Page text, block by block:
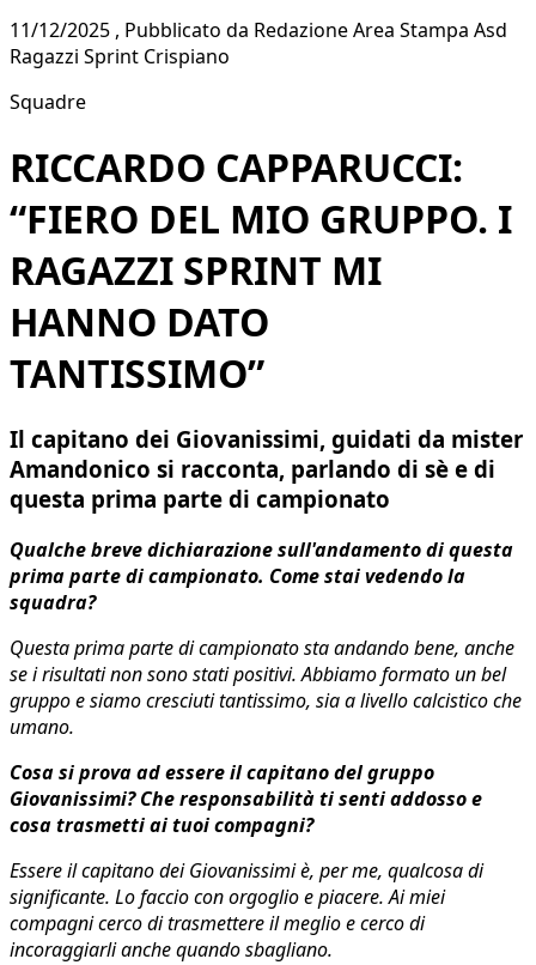
11/12/2025 , Pubblicato da Redazione Area Stampa Asd
Ragazzi Sprint Crispiano
Squadre
RICCARDO CAPPARUCCI:
“FIERO DEL MIO GRUPPO. I
RAGAZZI SPRINT MI
HANNO DATO
TANTISSIMO”
Il capitano dei Giovanissimi, guidati da mister
Amandonico si racconta, parlando di sè e di
questa prima parte di campionato
Qualche breve dichiarazione sull'andamento di questa
prima parte di campionato. Come stai vedendo la
squadra?
Questa prima parte di campionato sta andando bene, anche
se i risultati non sono stati positivi. Abbiamo formato un bel
gruppo e siamo cresciuti tantissimo, sia a livello calcistico che
umano.
Cosa si prova ad essere il capitano del gruppo
Giovanissimi? Che responsabilità ti senti addosso e
cosa trasmetti ai tuoi compagni?
Essere il capitano dei Giovanissimi è, per me, qualcosa di
significante. Lo faccio con orgoglio e piacere. Ai miei
compagni cerco di trasmettere il meglio e cerco di
incoraggiarli anche quando sbagliano.